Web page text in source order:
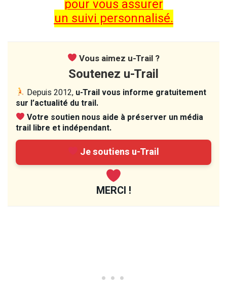
pour vous assurer
un suivi personnalisé.
Vous aimez u-Trail ?
Soutenez u-Trail
Depuis 2012, u-Trail vous informe gratuitement
sur l’actualité du trail.
Votre soutien nous aide à préserver un média
trail libre et indépendant.
Je soutiens u-Trail
MERCI !